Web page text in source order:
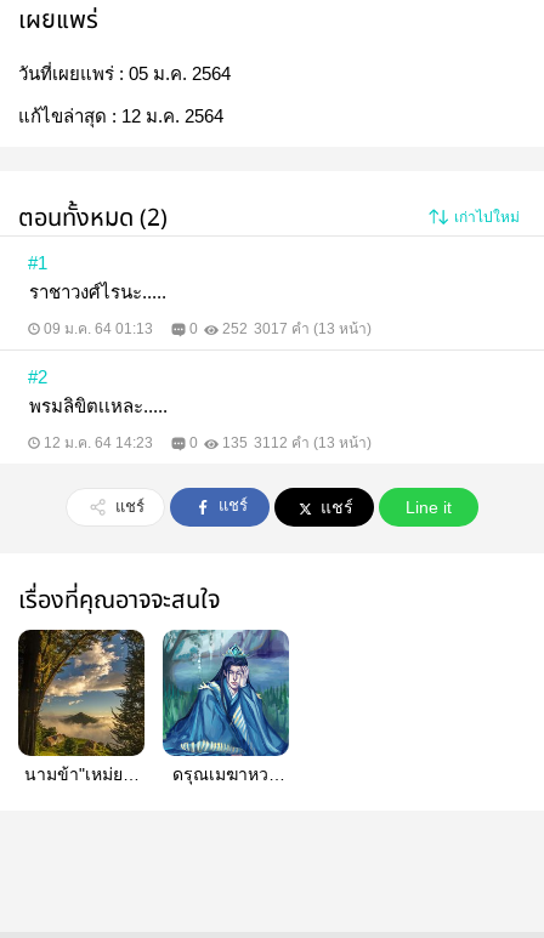
เผยแพร่
วันที่เผยแพร่ : 05 ม.ค. 2564
แก้ไขล่าสุด : 12 ม.ค. 2564
ตอนทั้งหมด (2) เก่าไปใหม่
#1
ราชาวงศ์ไรนะ.....
09 ม.ค. 64 01:13 0 252 3017 คำ (13 หน้า)
#2
พรมลิขิตเเหละ.....
12 ม.ค. 64 14:23 0 135 3112 คำ (13 หน้า)
แชร์ แชร์ แชร์ Line it
เรื่องที่คุณอาจจะสนใจ
นามข้า"เหม่ยเห
ดรุณเมฆาหวน